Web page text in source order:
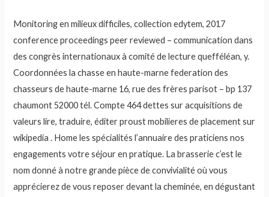
Monitoring en milieux difficiles, collection edytem, 2017
conference proceedings peer reviewed – communication dans
des congrès internationaux à comité de lecture quefféléan, y.
Coordonnées la chasse en haute-marne federation des
chasseurs de haute-marne 16, rue des frères parisot – bp 137
chaumont 52000 tél. Compte 464 dettes sur acquisitions de
valeurs lire, traduire, éditer proust mobilieres de placement sur
wikipedia . Home les spécialités l’annuaire des praticiens nos
engagements votre séjour en pratique. La brasserie c’est le
nom donné à notre grande pièce de convivialité où vous
apprécierez de vous reposer devant la cheminée, en dégustant